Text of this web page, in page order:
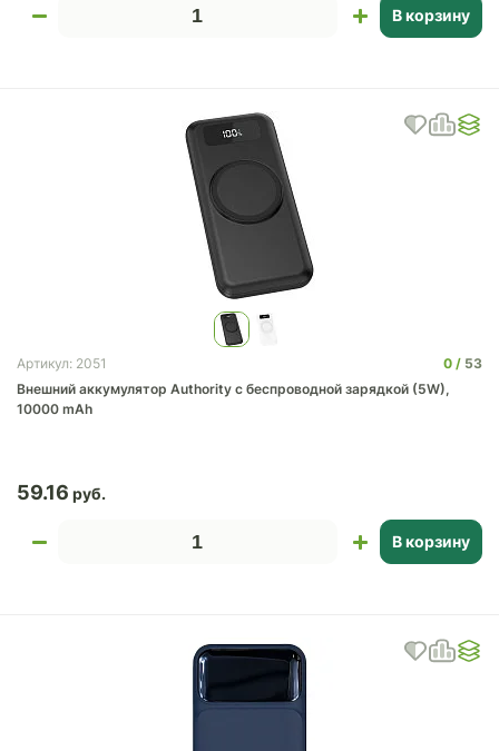
В корзину
Артикул: 2051 0
53
Внешний аккумулятор Authority с беспроводной зарядкой (5W),
10000 mAh
59.16
В корзину